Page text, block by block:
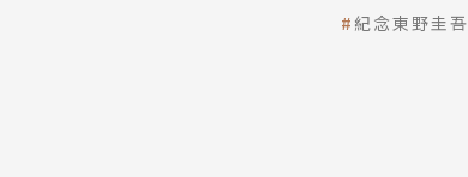
紀念東野圭吾